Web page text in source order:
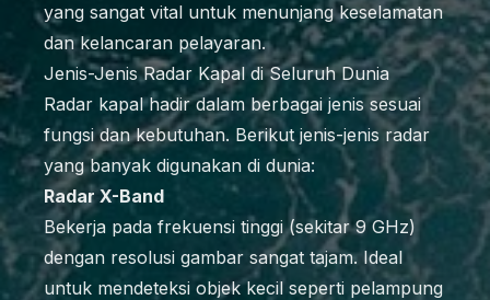
yang sangat vital untuk menunjang keselamatan
dan kelancaran pelayaran.
Jenis-Jenis Radar Kapal di Seluruh Dunia
Radar kapal hadir dalam berbagai jenis sesuai
fungsi dan kebutuhan. Berikut jenis-jenis radar
yang banyak digunakan di dunia:
Radar X-Band
Bekerja pada frekuensi tinggi (sekitar 9 GHz)
dengan resolusi gambar sangat tajam. Ideal
untuk mendeteksi objek kecil seperti pelampung